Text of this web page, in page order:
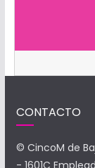
CONTACTO
© CincoM de
- 1601C